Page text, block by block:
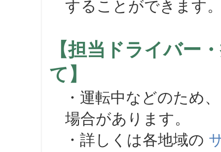
することができます
【担当ドライバー
て】
・運転中などのため
場合があります。
・詳しくは各地域の